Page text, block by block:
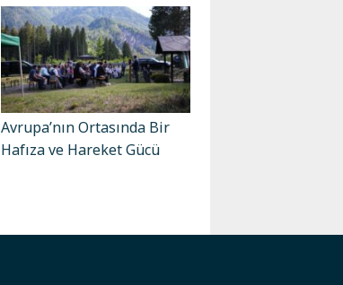
Avrupa’nın Ortasında Bir
Hafıza ve Hareket Gücü